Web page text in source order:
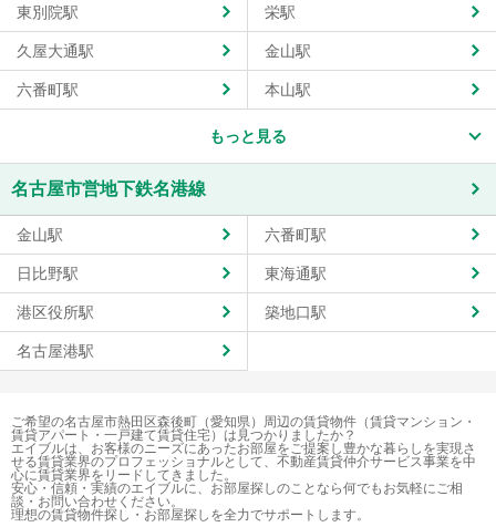
東別院駅 栄駅
久屋大通駅 金山駅
六番町駅 本山駅
もっと見る
名古屋市営地下鉄名港線
金山駅 六番町駅
日比野駅 東海通駅
港区役所駅 築地口駅
名古屋港駅
ご希望の名古屋市熱田区森後町（愛知県）周辺の賃貸物件（賃貸マンション・
賃貸アパート・一戸建て賃貸住宅）は見つかりましたか？
エイブルは、お客様のニーズにあったお部屋をご提案し豊かな暮らしを実現さ
せる賃貸業界のプロフェッショナルとして、不動産賃貸仲介サービス事業を中
心に賃貸業界をリードしてきました。
安心・信頼・実績のエイブルに、お部屋探しのことなら何でもお気軽にご相
談・お問い合わせください。
理想の賃貸物件探し・お部屋探しを全力でサポートします。